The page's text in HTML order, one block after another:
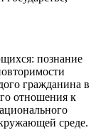
познание
гражданина в
отношения к
среде.